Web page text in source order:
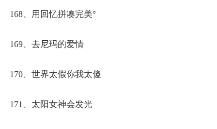
168、用回忆拼凑完美°
169、去尼玛的爱情
170、世界太假你我太傻
171、太阳女神会发光